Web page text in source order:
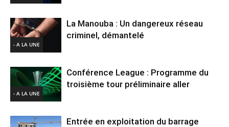
- A LA UNE
La Manouba : Un dangereux réseau
criminel, démantelé
- A LA UNE
Conférence League : Programme du
troisième tour préliminaire aller
Entrée en exploitation du barrage